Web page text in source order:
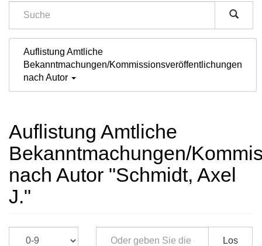
der
Auflistung Amtliche
Bekanntmachungen/Kommissionsveröffentlichungen
nach Autor
Auflistung Amtliche
Bekanntmachungen/
nach Autor "Schmidt, Axel
J."
Los